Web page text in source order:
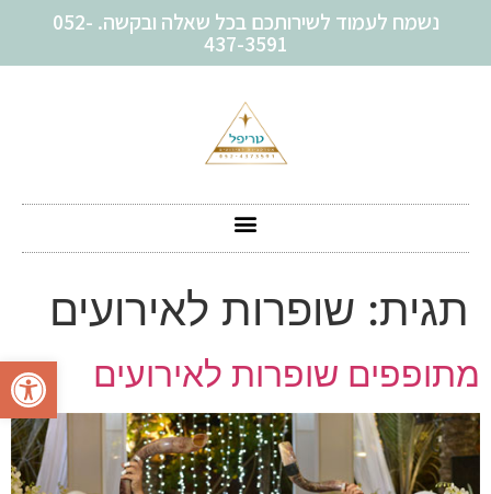
פתח
נשמח לעמוד לשירותכם בכל שאלה ובקשה. 052-
437-3591
תגית: שופרות לאירועים
מתופפים שופרות לאירועים